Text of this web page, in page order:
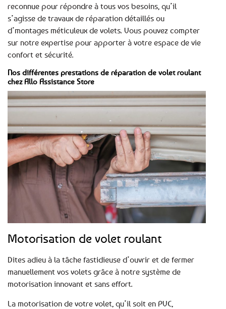
reconnue pour répondre à tous vos besoins, qu’il
s’agisse de travaux de réparation détaillés ou
d’montages méticuleux de volets. Vous pouvez compter
sur notre expertise pour apporter à votre espace de vie
confort et sécurité.
Nos différentes prestations de réparation de volet roulant
chez Allo Assistance Store
Motorisation de volet roulant
Dites adieu à la tâche fastidieuse d’ouvrir et de fermer
manuellement vos volets grâce à notre système de
motorisation innovant et sans effort.
La motorisation de votre volet, qu’il soit en PVC,